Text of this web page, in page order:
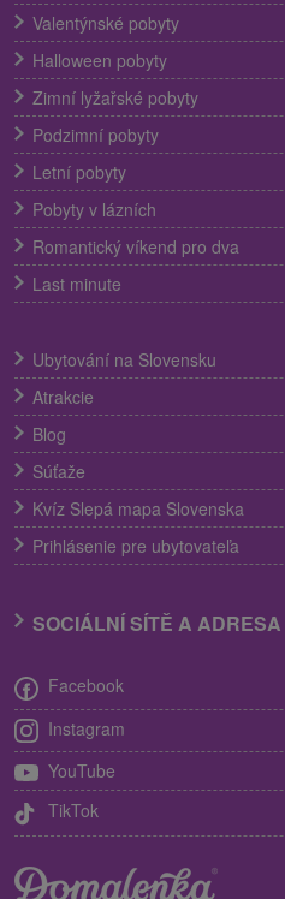
Valentýnské pobyty
Halloween pobyty
Zimní lyžařské pobyty
Podzimní pobyty
Letní pobyty
Pobyty v lázních
Romantický víkend pro dva
Last minute
Ubytování na Slovensku
Atrakcie
Blog
Súťaže
Kvíz Slepá mapa Slovenska
Prihlásenie pre ubytovateľa
SOCIÁLNÍ SÍTĚ A ADRESA
Facebook
Instagram
YouTube
TikTok